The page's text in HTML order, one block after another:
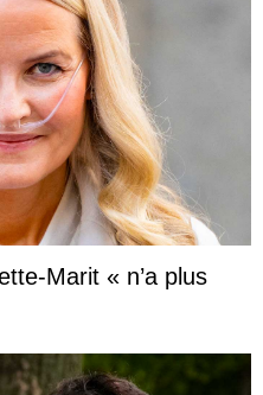
Marit « n’a plus